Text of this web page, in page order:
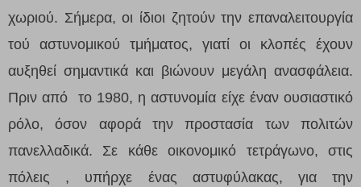
χωριού. Σήμερα, οι ίδιοι ζητούν την επαναλειτουργία
τού αστυνομικού τμήματος, γιατί οι κλοπές έχουν
αυξηθεί σημαντικά και βιώνουν μεγάλη ανασφάλεια.
Πριν από το 1980, η αστυνομία είχε έναν ουσιαστικό
ρόλο, όσον αφορά την προστασία των πολιτών
πανελλαδικά. Σε κάθε οικονομικό τετράγωνο, στις
πόλεις , υπήρχε ένας αστυφύλακας, για την